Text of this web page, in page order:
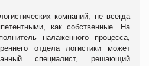
компаний, не всегда
как собственные. На
налаженного процесса,
отдела логистики может
специалист, решающий